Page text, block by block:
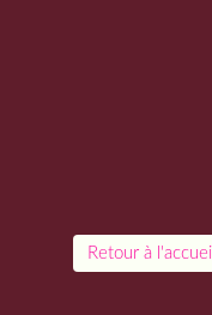
Retour à l'accueil